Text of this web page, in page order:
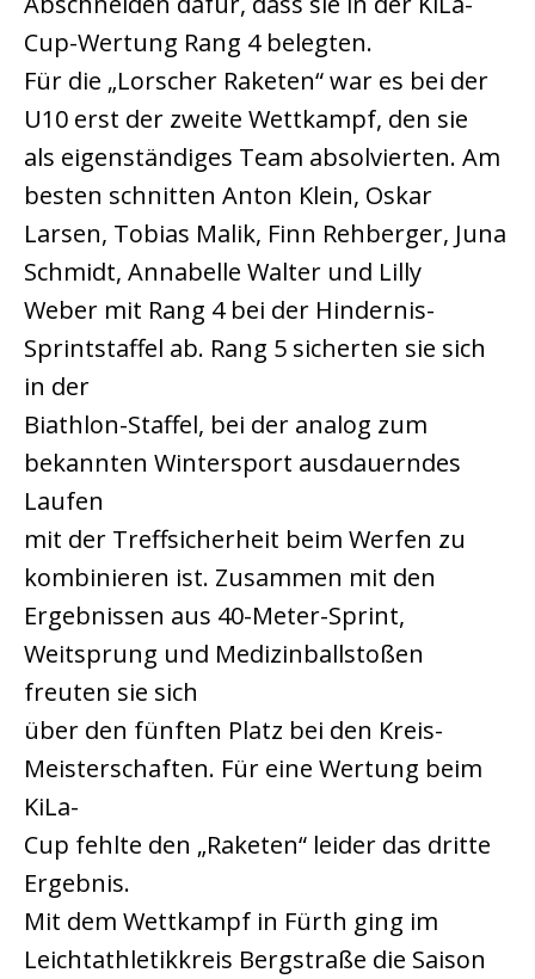
Cup-Wertung Rang 4 belegten.
Für die „Lorscher Raketen“ war es bei der
U10 erst der zweite Wettkampf, den sie
als eigenständiges Team absolvierten. Am
besten schnitten Anton Klein, Oskar
Larsen, Tobias Malik, Finn Rehberger, Juna
Schmidt, Annabelle Walter und Lilly
Weber mit Rang 4 bei der Hindernis-
Sprintstaffel ab. Rang 5 sicherten sie sich
in der
Biathlon-Staffel, bei der analog zum
bekannten Wintersport ausdauerndes
Laufen
mit der Treffsicherheit beim Werfen zu
kombinieren ist. Zusammen mit den
Ergebnissen aus 40-Meter-Sprint,
Weitsprung und Medizinballstoßen
freuten sie sich
über den fünften Platz bei den Kreis-
Meisterschaften. Für eine Wertung beim
KiLa-
Cup fehlte den „Raketen“ leider das dritte
Ergebnis.
Mit dem Wettkampf in Fürth ging im
Leichtathletikkreis Bergstraße die Saison